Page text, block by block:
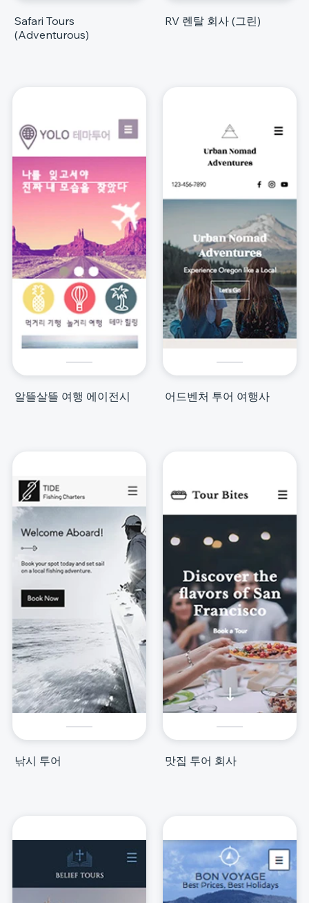
Safari Tours
(Adventurous)
RV 렌탈 회사 (그린)
알뜰살뜰 여행 에이전시 어드벤처 투어 여행사
낚시 투어 맛집 투어 회사